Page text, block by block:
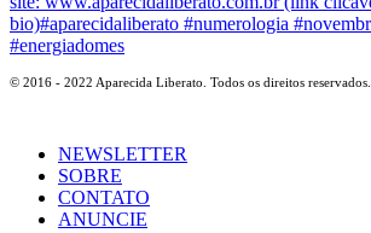
© 2016 - 2022 Aparecida Liberato. Todos os direitos reservados.
NEWSLETTER
SOBRE
CONTATO
ANUNCIE